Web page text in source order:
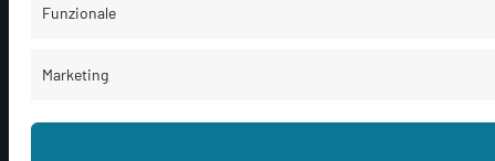
Funzionale
Marketing